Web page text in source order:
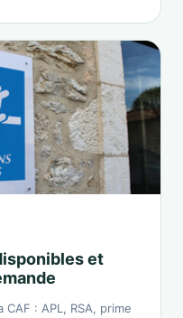
et
: APL, RSA, prime